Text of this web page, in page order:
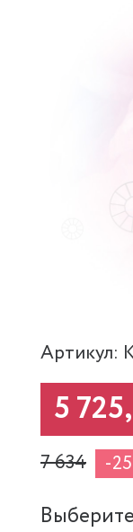
Артикул:
5
7 634 -